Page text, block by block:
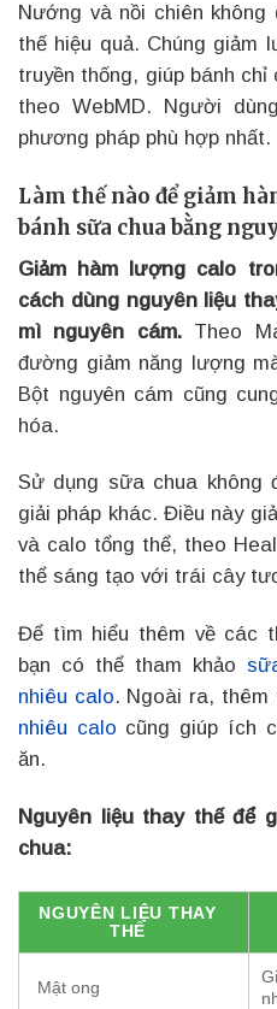
Nướng và nồi chiên
thế hiệu quả. Chúng giảm
truyền thống, giúp bánh
theo WebMD. Người
phương pháp phù hợp nhất.
Làm thế nào để giảm
bánh sữa chua bằng
Giảm hàm lượng calo
cách dùng nguyên liệu
mì nguyên cám.Theo
đường giảm năng lượng
Bột nguyên cám cũng
hóa.
Sử dụng sữa chua
giải pháp khác. Điều này
và calo tổng thể, theo
thể sáng tạo với trái cây
Để tìm hiểu thêm về các
bạn có thể tham khảo
nhiêu calo. Ngoài ra, thêm
nhiêu calo cũng giúp ích
ăn.
Nguyên liệu thay thế để
chua:
NGUYÊN LIỆU THAY
THẾ
Mật ong